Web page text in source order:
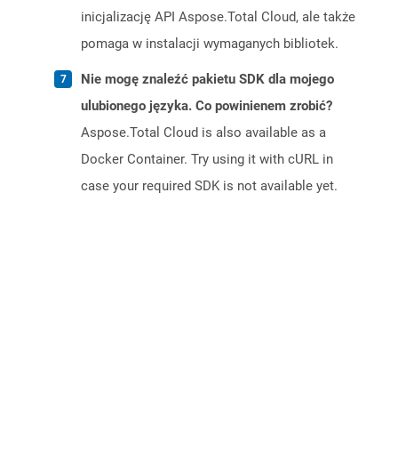
inicjalizację API Aspose.Total Cloud, ale także
pomaga w instalacji wymaganych bibliotek.
Nie mogę znaleźć pakietu SDK dla mojego
ulubionego języka. Co powinienem zrobić?
Aspose.Total Cloud is also available as a
Docker Container. Try using it with cURL in
case your required SDK is not available yet.